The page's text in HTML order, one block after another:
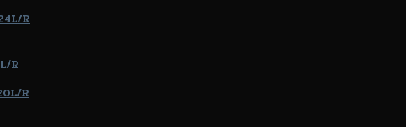
R